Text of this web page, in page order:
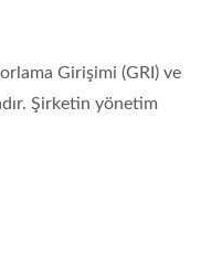
Girişimi (GRI) ve
Şirketin yönetim